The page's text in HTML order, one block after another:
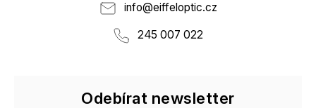
info@eiffeloptic.cz
245 007 022
Odebírat newsletter